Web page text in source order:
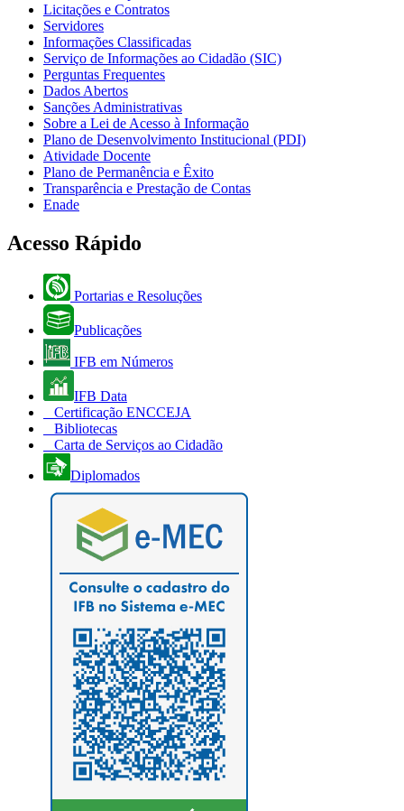
Licitações e Contratos
Servidores
Informações Classificadas
Serviço de Informações ao Cidadão (SIC)
Perguntas Frequentes
Dados Abertos
Sanções Administrativas
Sobre a Lei de Acesso à Informação
Plano de Desenvolvimento Institucional (PDI)
Atividade Docente
Plano de Permanência e Êxito
Transparência e Prestação de Contas
Enade
Acesso Rápido
Portarias e Resoluções
Publicações
IFB em Números
IFB Data
Certificação ENCCEJA
Bibliotecas
Carta de Serviços ao Cidadão
Diplomados